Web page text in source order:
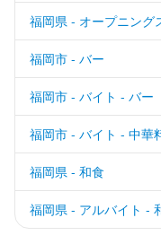
福岡県 - オープニング
福岡市 - バー
福岡市 - バイト - バー
福岡市 - バイト - 中華
福岡県 - 和食
福岡県 - アルバイト -